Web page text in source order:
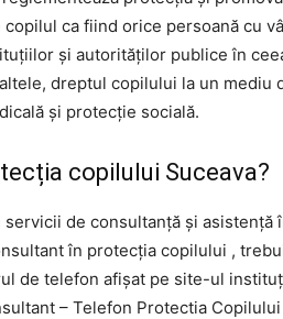
ca fiind orice persoană cu
și autorităților publice în
dreptul copilului la un mediu
și protecție socială.
copilului Suceava?
de consultanță și asistență
în protecția copilului ,
de telefon afișat pe site-ul
– Telefon Protectia Copilului